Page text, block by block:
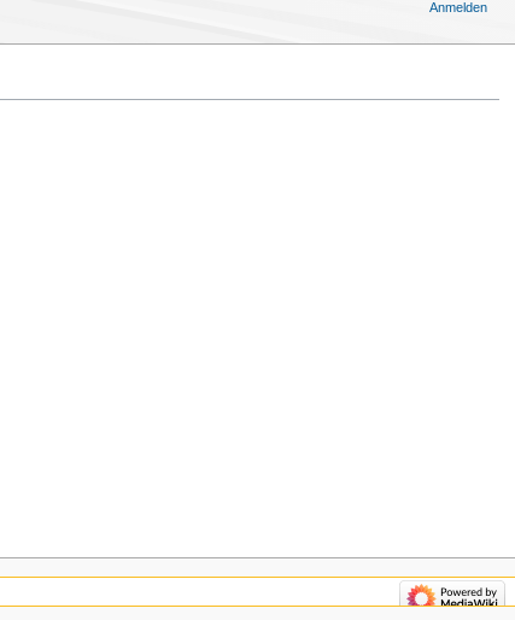
Anmelden